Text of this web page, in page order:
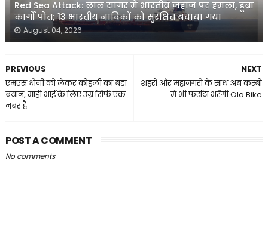
Red Sea Attack: लाल सागर में भारतीय जहाज पर हमला, डूबा
कार्गो पोत; 13 भारतीय नाविकों को सुरक्षित बचाया गया
August 04, 2026
NEXT
शहरों और महानगरों के साथ अब कस्बों
में भी फर्राटा भरेंगी Ola Bike
PREVIOUS
एमएस धोनी को लेकर कोहली का बड़ा
बयान, माही भाई के लिए उम्र सिर्फ एक
नंबर है
POST A COMMENT
No comments